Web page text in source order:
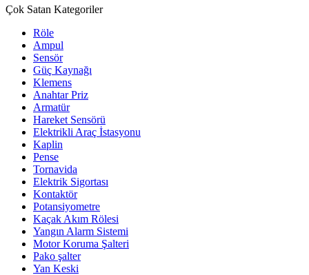
Çok Satan Kategoriler
Röle
Ampul
Sensör
Güç Kaynağı
Klemens
Anahtar Priz
Armatür
Hareket Sensörü
Elektrikli Araç İstasyonu
Kaplin
Pense
Tornavida
Elektrik Sigortası
Kontaktör
Potansiyometre
Kaçak Akım Rölesi
Yangın Alarm Sistemi
Motor Koruma Şalteri
Pako şalter
Yan Keski